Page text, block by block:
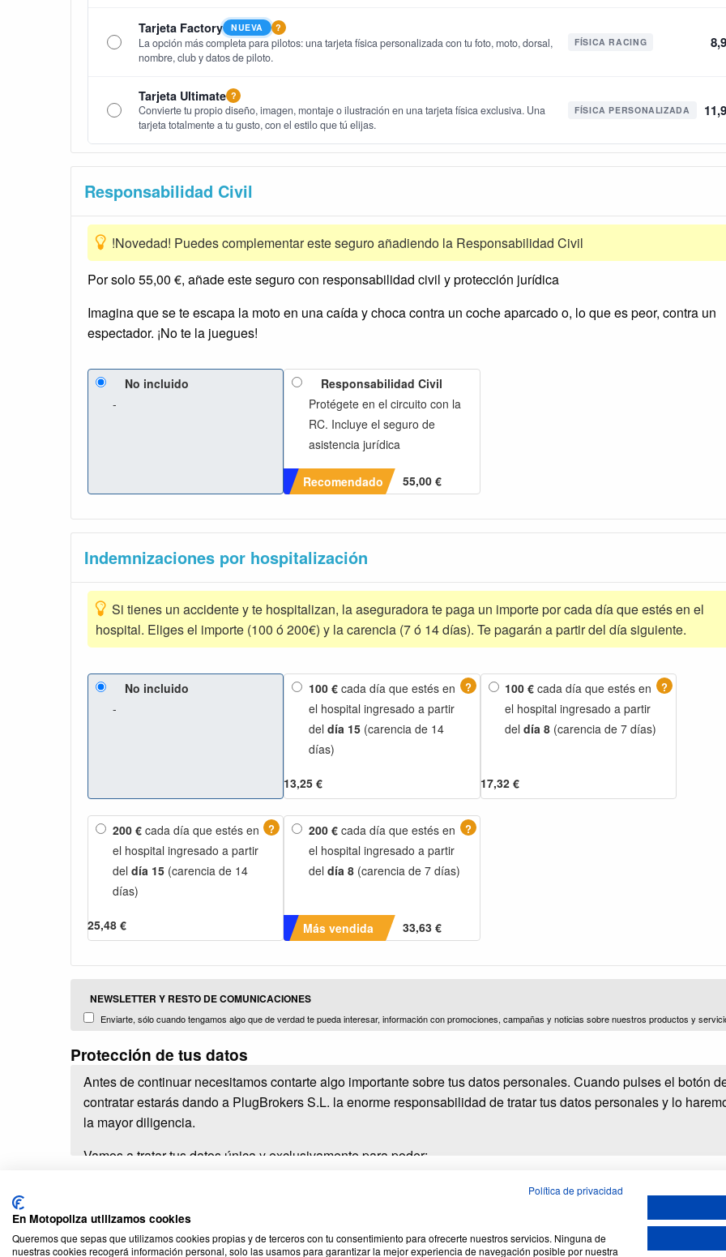
Tarjeta Factory NUEVA ?
La opción más completa para pilotos: una tarjeta física personalizada con tu foto, moto, dorsal,
nombre, club y datos de piloto.
FÍSICA RACING
Tarjeta Ultimate ?
Convierte tu propio diseño, imagen, montaje o ilustración en una tarjeta física exclusiva. Una
tarjeta totalmente a tu gusto, con el estilo que tú elijas.
FÍSICA PERSONALIZADA
Responsabilidad Civil
!Novedad! Puedes complementar este seguro añadiendo la Responsabilidad Civil
Por solo 55,00 €, añade este seguro con responsabilidad civil y protección jurídica
Imagina que se te escapa la moto en una caída y choca contra un coche aparcado o, lo que es peor, contra un
espectador. ¡No te la juegues!
No incluido
-
Responsabilidad Civil
Protégete en el circuito con la
RC. Incluye el seguro de
asistencia jurídica
Recomendado 55,00 €
Indemnizaciones por hospitalización
Si tienes un accidente y te hospitalizan, la aseguradora te paga un importe por cada día que estés en el
hospital. Eliges el importe (100 ó 200€) y la carencia (7 ó 14 días). Te pagarán a partir del día siguiente.
No incluido
-
100 €cada día que estés en
el hospital ingresado a partir
del día 15(carencia de 14
días)
13,25 €
? 100 € cada día que estés en
el hospital ingresado a partir
deldía 8 (carencia de 7 días)
17,32 €
?
200 €cada día que estés en
el hospital ingresado a partir
del día 15(carencia de 14
días)
25,48 €
? 200 €cada día que estés en
el hospital ingresado a partir
del día 8(carencia de 7 días)
Más vendida 33,63 €
?
NEWSLETTER Y RESTO DE COMUNICACIONES
Enviarte, sólo cuando tengamos algo que de verdad te pueda interesar, información con promociones, campañas y noticias sobre nuestros productos y
Protección de tus datos
Antes de continuar necesitamos contarte algo importante sobre tus datos personales. Cuando pulses el botón
contratar estarás dando a PlugBrokers S.L. la enorme responsabilidad de tratar tus datos personales y lo
la mayor diligencia.
Vamos a tratar tus datos única y exclusivamente para poder:
Informarte de los productos que tengas contratados, lo que incluye avisos, mantenimiento, facturación,
pagos.
Política de privacidad
En Motopoliza utilizamos cookies
Queremos que sepas que utilizamos cookies propias y de terceros con tu consentimiento para ofrecerte nuestros servicios. Ninguna de
nuestras cookies recogerá información personal, solo las usamos para garantizar la mejor experiencia de navegación posible por nuestra